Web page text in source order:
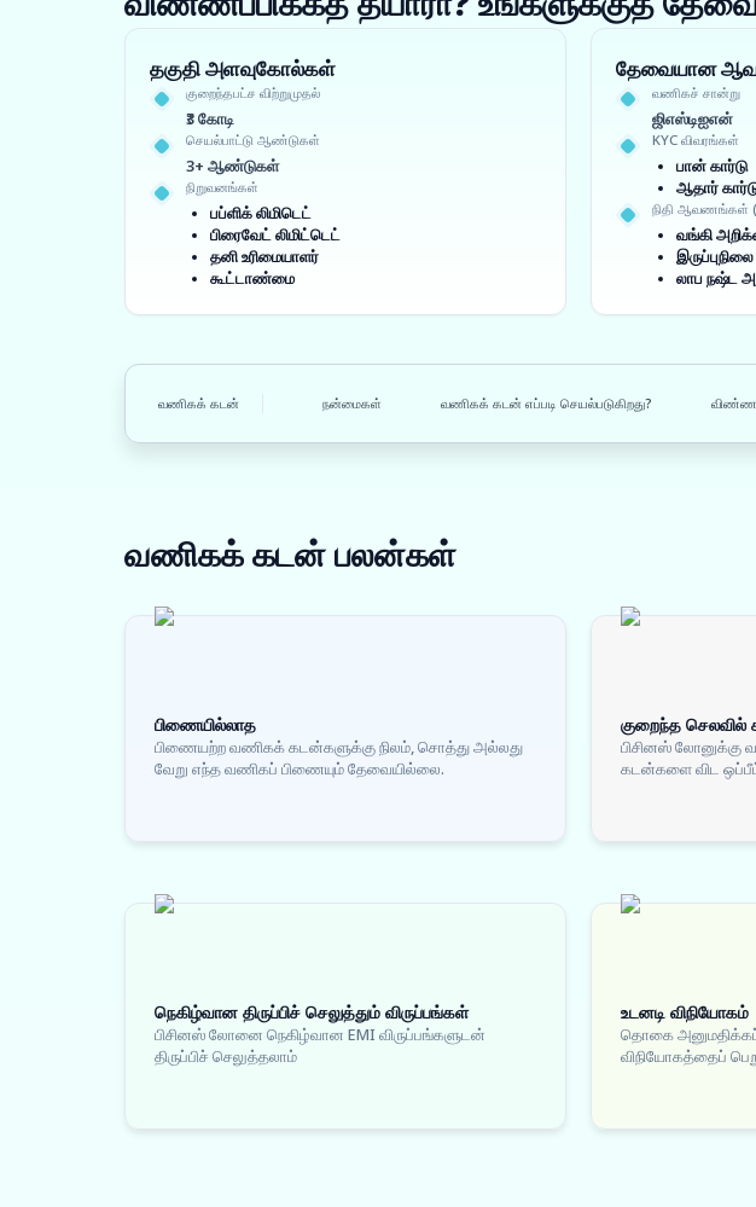
தகுதி அளவுகோல்கள்
குறைந்தபட்ச விற்றுமுதல்
₹3 கோடி
செயல்பாட்டு ஆண்டுகள்
3+ ஆண்டுகள்
நிறுவனங்கள்
பப்ளிக் லிமிடெட்
பிரைவேட் லிமிட்டெட்
தனி உரிமையாளர்
கூட்டாண்மை
தேவையான
வணிகச் சான்று
ஜிஎஸ்டிஐஎன்
KYC விவரங்கள்
பான் கார்டு
ஆதார்
நிதி ஆவணங்கள்
வங்கி
இருப்புநிலை
லாப நஷ்ட
வணிகக் கடன் நன்மைகள் வணிகக் கடன் எப்படி செயல்படுகிறது?
வணிகக் கடன்பலன்கள்
பிணையில்லாத
பிணையற்ற வணிகக் கடன்களுக்கு நிலம், சொத்து அல்லது
வேறு எந்த வணிகப் பிணையும் தேவையில்லை.
குறைந்த
பிசினஸ் லோனுக்கு
கடன்களை விட
நெகிழ்வான திருப்பிச் செலுத்தும் விருப்பங்கள்
பிசினஸ் லோனை நெகிழ்வான EMI விருப்பங்களுடன்
திருப்பிச் செலுத்தலாம்
உடனடி விநியோகம்
தொகை
விநியோகத்தைப்